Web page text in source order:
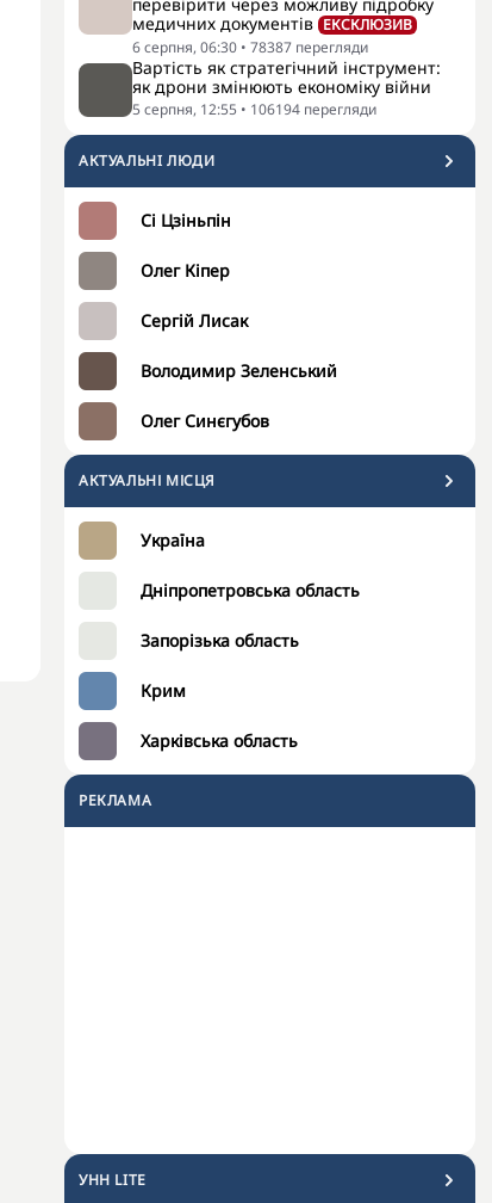
медичних документів ЕКСКЛЮЗИВ
6 серпня, 06:30 • 78387 перегляди
Вартість як стратегічний інструмент:
як дрони змінюють економіку війни
5 серпня, 12:55 • 106194 перегляди
АКТУАЛЬНI ЛЮДИ
Сі Цзіньпін
Олег Кіпер
Сергій Лисак
Володимир Зеленський
Олег Синєгубов
АКТУАЛЬНІ МІСЦЯ
Україна
Дніпропетровська область
Запорізька область
Крим
Харківська область
РЕКЛАМА
УНН LITE